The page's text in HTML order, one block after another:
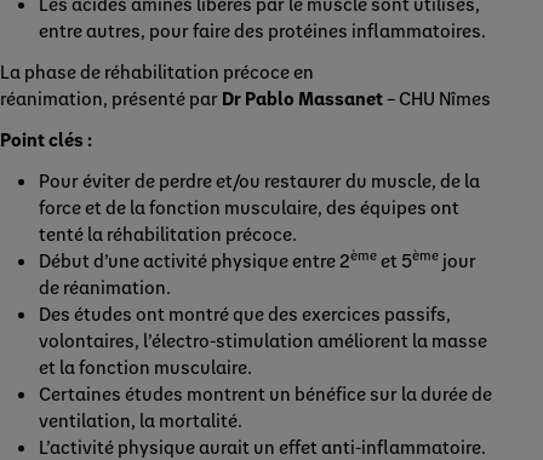
entre autres, pour faire des protéines inflammatoires.
La phase de réhabilitation précoce en
réanimation, présenté par Dr Pablo Massanet– CHU Nîmes
Point clés :
Pour éviter de perdre et/ou restaurer du muscle, de la
force et de la fonction musculaire, des équipes ont
tenté la réhabilitation précoce.
Début d’une activité physique entre 2ème et 5ème jour
de réanimation.
Des études ont montré que des exercices passifs,
volontaires, l’électro-stimulation améliorent la masse
et la fonction musculaire.
Certaines études montrent un bénéfice sur la durée de
ventilation, la mortalité.
L’activité physique aurait un effet anti-inflammatoire.